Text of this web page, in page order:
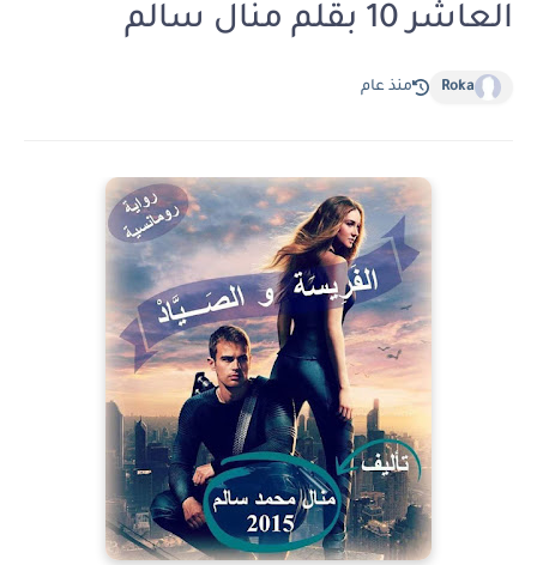
العاشر 10 بقلم منال سالم
Roka منذ عام